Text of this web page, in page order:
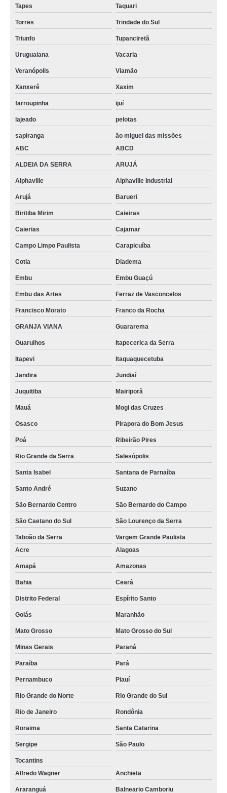
Tapes Taquari
Torres Trindade do Sul
Triunfo Tupanciretã
Uruguaiana Vacaria
Veranópolis Viamão
Xanxerê Xaxim
farroupinha ijuí
lajeado pelotas
sapiranga
ão miguel das missões
ABC
ABCD
ALDEIA DA SERRA ARUJÁ
Alphaville Alphaville Industrial
Arujá Barueri
Biritiba Mirim Caieiras
Caierias Cajamar
Campo Limpo Paulista Carapicuíba
Cotia Diadema
Embu Embu Guaçú
Embu das Artes Ferraz de Vasconcelos
Francisco Morato Franco da Rocha
GRANJA VIANA Guararema
Guarulhos Itapecerica da Serra
Itapevi Itaquaquecetuba
Jandira Jundiaí
Juquitiba Mairiporã
Mauá Mogi das Cruzes
Osasco Pirapora do Bom Jesus
Poá Ribeirão Pires
Rio Grande da Serra Salesópolis
Santa Isabel Santana de Parnaíba
Santo André Suzano
São Bernardo Centro São Bernardo do Campo
São Caetano do Sul São Lourenço da Serra
Taboão da Serra
Vargem Grande Paulista
Acre
Alagoas
Amapá Amazonas
Bahia Ceará
Distrito Federal Espírito Santo
Goiás Maranhão
Mato Grosso Mato Grosso do Sul
Minas Gerais Paraná
Paraíba Pará
Pernambuco Piauí
Rio Grande do Norte Rio Grande do Sul
Rio de Janeiro Rondônia
Roraima Santa Catarina
Sergipe São Paulo
Tocantins
Alfredo Wagner
Anchieta
Araranguá Balneario Camboriu